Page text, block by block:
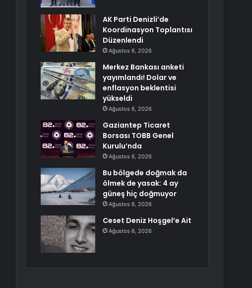
AK Parti Denizli’de
Koordinasyon Toplantısı
Düzenlendi
Ağustos 6, 2026
Merkez Bankası anketi
yayımlandı! Dolar ve
enflasyon beklentisi
yükseldi
Ağustos 6, 2026
Gaziantep Ticaret
Borsası TOBB Genel
Kurulu’nda
Ağustos 6, 2026
Bu bölgede doğmak da
ölmek de yasak: 4 ay
güneş hiç doğmuyor
Ağustos 6, 2026
Ceset Deniz Hoşgel’e Ait
Ağustos 6, 2026